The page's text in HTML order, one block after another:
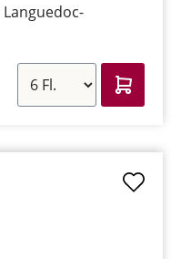
Languedoc-